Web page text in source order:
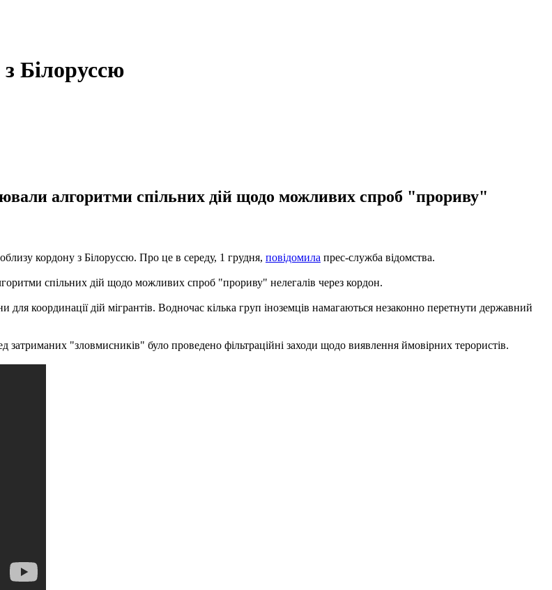
Білоруссю
алгоритми спільних дій щодо можливих спроб "прориву"
кордону з Білоруссю. Про це в середу, 1 грудня, повідомила прес-служба відомства.
спільних дій щодо можливих спроб "прориву" нелегалів через кордон.
координації дій мігрантів. Водночас кілька груп іноземців намагаються незаконно перетнути державний
затриманих "зловмисників" було проведено фільтраційні заходи щодо виявлення ймовірних терористів.